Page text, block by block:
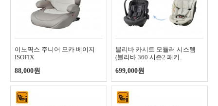
이노픽스 주니어 모카 베이지
ISOFIX
88,000원
블리바 카시트 모듈러 시스템
(블리바 360 시즌2 패키..
699,000원